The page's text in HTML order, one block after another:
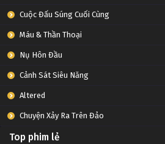
Cuộc Đấu Súng Cuối Cùng
Máu & Thần Thoại
Nụ Hôn Đầu
Cảnh Sát Siêu Năng
Altered
Chuyện Xảy Ra Trên Đảo
Top phim lẻ